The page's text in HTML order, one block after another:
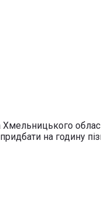
Хмельницького
на годину